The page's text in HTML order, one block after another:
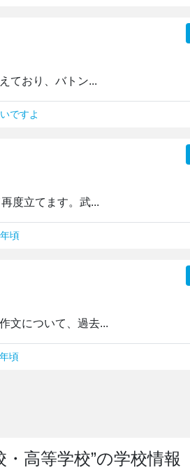
ており、バトン...
ですよ
度立てます。武...
頃
文について、過去...
頃
高等学校”の学校情報